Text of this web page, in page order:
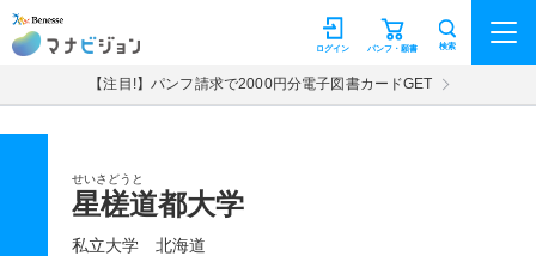
マナビジョン パンフ・願書
ログイン 検索
【注目!】パンフ請求で2000円分電子図書カードGET
せいさどうと
星槎道都大学
私立大学 北海道